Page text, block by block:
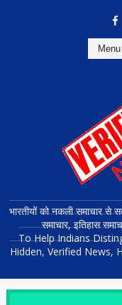
भारतीयों को नकली समाचार से
समाचार, इतिहास
To Help Indians
Hidden, Verified News,